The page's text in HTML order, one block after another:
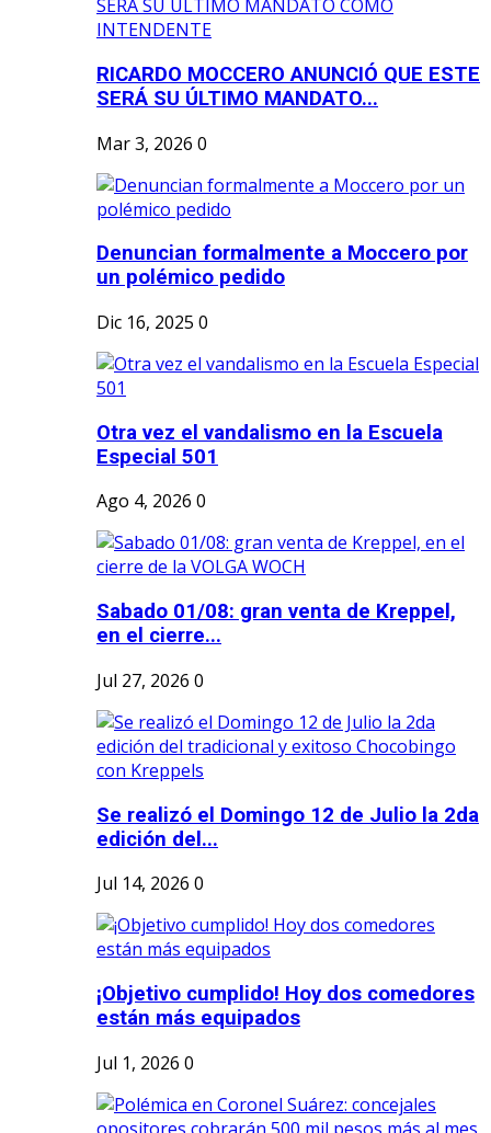
RICARDO MOCCERO ANUNCIÓ QUE ESTE
SERÁ SU ÚLTIMO MANDATO...
Mar 3, 2026 0
Denuncian formalmente a Moccero por
un polémico pedido
Dic 16, 2025 0
Otra vez el vandalismo en la Escuela
Especial 501
Ago 4, 2026 0
Sabado 01/08: gran venta de Kreppel,
en el cierre...
Jul 27, 2026 0
Se realizó el Domingo 12 de Julio la 2da
edición del...
Jul 14, 2026 0
¡Objetivo cumplido! Hoy dos comedores
están más equipados
Jul 1, 2026 0